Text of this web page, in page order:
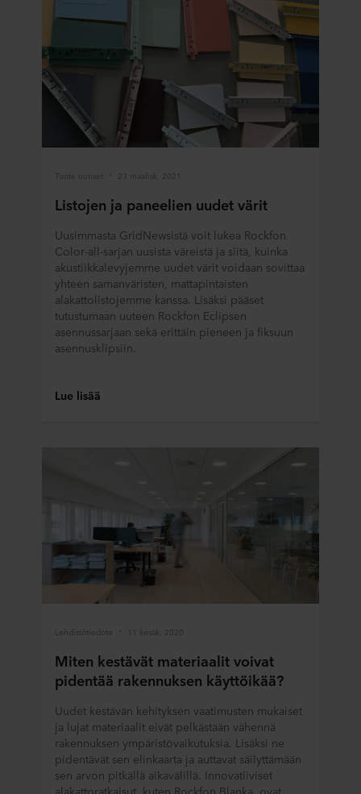
Tuote uutiset 23 maalisk. 2021
Listojen ja paneelien uudet värit
Uusimmasta GridNewsistä voit lukea Rockfon
Color-all-sarjan uusista väreistä ja siitä, kuinka
akustiikkalevyjemme uudet värit voidaan sovittaa
yhteen samanväristen, mattapintaisten
alakattolistojemme kanssa. Lisäksi pääset
tutustumaan uuteen Rockfon Eclipsen
asennussarjaan sekä erittäin pieneen ja fiksuun
asennusklipsiin.
Lue lisää
Lehdistötiedote 11 kesäk. 2020
Miten kestävät materiaalit voivat
pidentää rakennuksen käyttöikää?
Uudet kestävän kehityksen vaatimusten mukaiset
ja lujat materiaalit eivät pelkästään vähennä
rakennuksen ympäristövaikutuksia. Lisäksi ne
pidentävät sen elinkaarta ja auttavat säilyttämään
sen arvon pitkällä aikavälillä. Innovatiiviset
alakattoratkaisut, kuten Rockfon Blanka, ovat